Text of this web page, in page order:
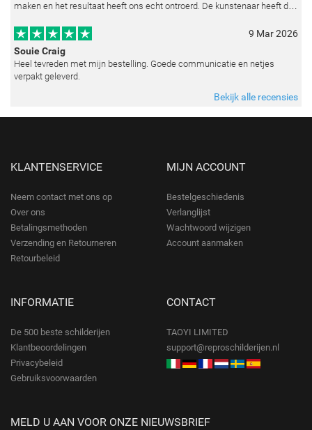
maken en het resultaat heeft ons echt ontroerd. De kunstenaar heeft de
9 Mar 2026
Souie Craig
Heel tevreden met mijn bestelling. Goede communicatie en netjes
verpakt geleverd.
Bekijk alle recensies
KLANTENSERVICE
Neem contact met ons op
Over ons
Betalingsmethoden
Verzending en Retourneren
Retourbeleid
MIJN ACCOUNT
Bestelgeschiedenis
Verlanglijst
Wachtwoord wijzigen
Account aanmaken
INFORMATIE
De 500 beste schilderijen
Klantbeoordelingen
Privacybeleid
Gebruiksvoorwaarden
CONTACT
TAOYI LIMITED
support@reproschilderijen.nl
MELD U AAN VOOR ONZE NIEUWSBRIEF